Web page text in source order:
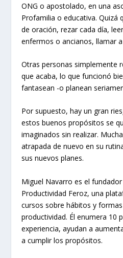
ONG o apostolado, en una
Profamilia o educativa. Quizá
de oración, rezar cada día,
enfermos o ancianos, llamar
Otras personas simplemente
que acaba, lo que funcionó
fantasean -o planean
Por supuesto, hay un gran
estos buenos propósitos se
imaginados sin realizar.
atrapada de nuevo en su
sus nuevos planes.
Miguel Navarro es el
Productividad Feroz, una
cursos sobre hábitos y
productividad. Él enumera 10
experiencia, ayudan a
a cumplir los propósitos.